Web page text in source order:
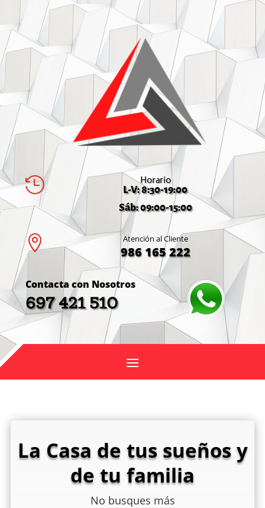
 Horario
L-V: 8:30-19:00
Sáb: 09:00-15:00
 Atención al Cliente
986 165 222
Contacta con Nosotros
697 421 510
La Casa de tus sueños y
de tu familia
No busques más